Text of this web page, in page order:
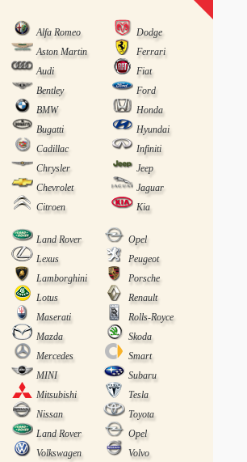
Alfa Romeo
Dodge
Aston Martin
Ferrari
Audi
Fiat
Bentley
Ford
BMW
Honda
Bugatti
Hyundai
Cadillac
Infiniti
Chrysler
Jeep
Chevrolet
Jaguar
Citroen
Kia
Land Rover
Opel
Lexus
Peugeot
Lamborghini
Porsche
Lotus
Renault
Maserati
Rolls-Royce
Mazda
Skoda
Mercedes
Smart
MINI
Subaru
Mitsubishi
Tesla
Nissan
Toyota
Land Rover
Opel
Volkswagen
Volvo